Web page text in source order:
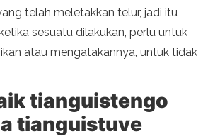
telah meletakkan telur, jadi itu
sesuatu dilakukan, perlu untuk
atau mengatakannya, untuk tidak
tianguistengo
tianguistuve